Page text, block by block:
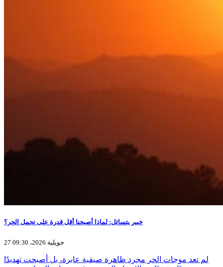
خبير يتسائل: لماذا أصبحنا أقل قدرة على تحمل الحر؟
27 جويلية 2026، 09:30
لم تعد موجات الحر مجرد ظاهرة صيفية عابرة، بل أصبحت تهديدًا